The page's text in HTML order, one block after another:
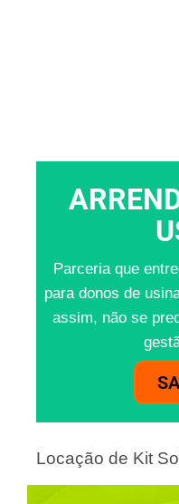
Parceria que
para donos de
assim, não se
Locação de Kit